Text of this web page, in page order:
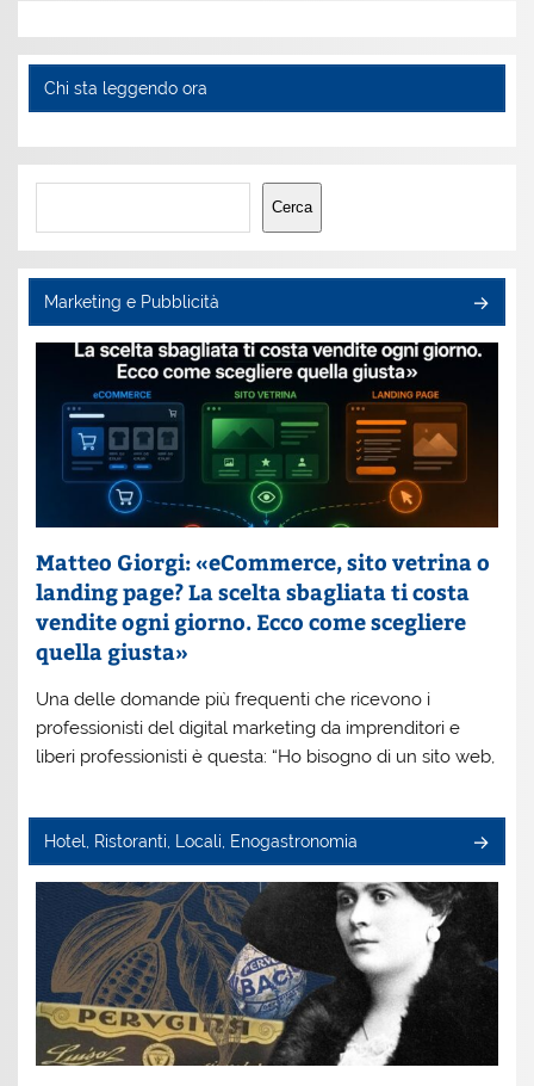
Chi sta leggendo ora
Cerca
Cerca
Marketing e Pubblicità
Matteo Giorgi: «eCommerce, sito vetrina o
landing page? La scelta sbagliata ti costa
vendite ogni giorno. Ecco come scegliere
quella giusta»
Una delle domande più frequenti che ricevono i
professionisti del digital marketing da imprenditori e
liberi professionisti è questa: “Ho bisogno di un sito web,
Hotel, Ristoranti, Locali, Enogastronomia